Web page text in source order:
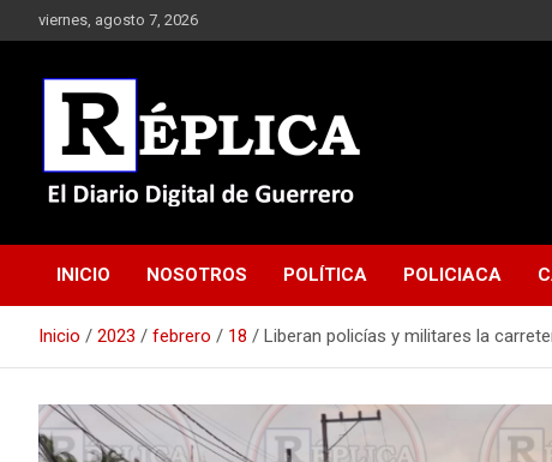
al
viernes, agosto 7, 2026
Réplica
INICIO NOSOTROS POLÍTICA POLICIACA
Inicio 2023 febrero 18 Liberan policías y militares la